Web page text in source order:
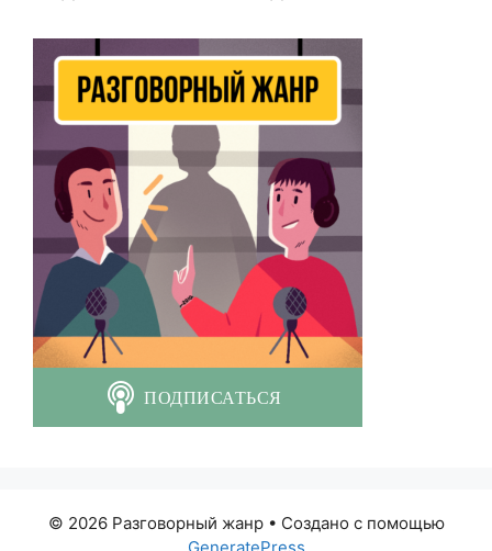
© 2026 Разговорный жанр• Создано с помощью